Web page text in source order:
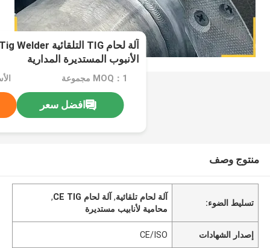
الأنبوب المستديرة المدارية
MOQ：1 مجموعة
افضل سعر
منتوج وصف
تسليط الضوء:
آلة لحام تلقائية,آلة لحام CE TIG
,
محامية لأنابيب مستديرة
إصدار الشهادات CE/ISO